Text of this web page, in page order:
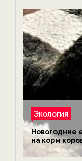
Экология
Новогодние
на корм
обезьянам,
экологии на